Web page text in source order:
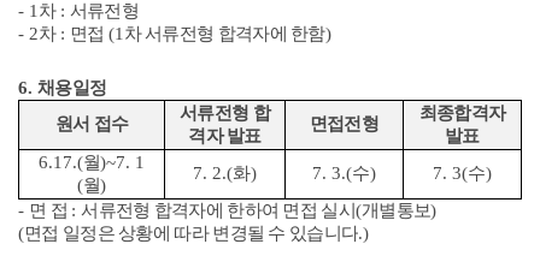
- 1 차 : 서류전형
- 2차 : 면접 (1 차 서류전형 합격자에 한함)
6. 채용일정
원서 접수
서류전형 합
격자 발표
면접전형
최종합격자
발표
6.17.(월)~7. 1
(월)
7. 2.(화) 7. 3.(수) 7. 3(수)
- 면 접 :서류전형 합격자에 한하여 면접 실시 (개별통보)
(면접 일정은 상황에 따라 변경될 수 있습니다.)